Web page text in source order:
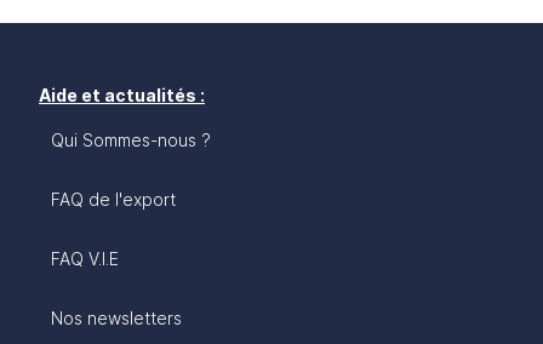
Aide et actualités :
Qui Sommes-nous ?
FAQ de l'export
FAQ V.I.E
Nos newsletters